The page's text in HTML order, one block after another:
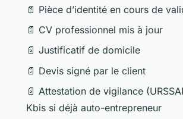
📄 Pièce d’identité en cours de
📄 CV professionnel mis à jour
📄 Justificatif de domicile
📄 Devis signé par le client
📄 Attestation de vigilance
Kbis si déjà auto-entrepreneur